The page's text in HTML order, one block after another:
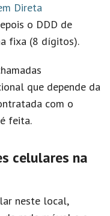
Direta
o DDD de
fixa (8 dígitos).
que depende da
com o
feita.
celulares na
neste local,